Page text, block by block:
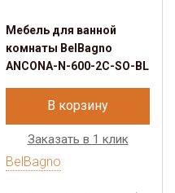
Мебель для ванной
комнаты BelBagno
ANCONA-N-600-2C-SO-BL
В корзину
Заказать в 1 клик
BelBagno